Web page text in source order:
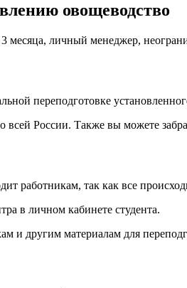
овощеводство
месяца, личный менеджер,
переподготовке
России. Также вы можете
так как все
в личном кабинете студента.
и другим материалам для